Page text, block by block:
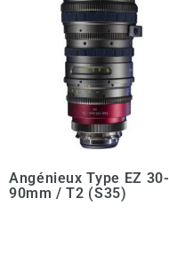
Angénieux Type EZ 30-
90mm / T2 (S35)